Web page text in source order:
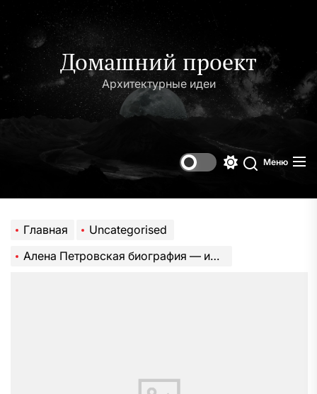
содержимому
Домашний проект
Архитектурные идеи
Поиск
Меню
Главная
Uncategorised
Алена Петровская биография — интересные факты, достижения, семья и карьера